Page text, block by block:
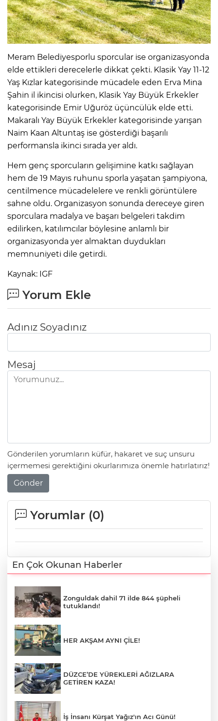
Meram Belediyesporlu sporcular ise organizasyonda
elde ettikleri derecelerle dikkat çekti. Klasik Yay 11-12
Yaş Kızlar kategorisinde mücadele eden Erva Mina
Şahin il ikincisi olurken, Klasik Yay Büyük Erkekler
kategorisinde Emir Uğuröz üçüncülük elde etti.
Makaralı Yay Büyük Erkekler kategorisinde yarışan
Naim Kaan Altuntaş ise gösterdiği başarılı
performansla ikinci sırada yer aldı.
Hem genç sporcuların gelişimine katkı sağlayan
hem de 19 Mayıs ruhunu sporla yaşatan şampiyona,
centilmence mücadelelere ve renkli görüntülere
sahne oldu. Organizasyon sonunda dereceye giren
sporculara madalya ve başarı belgeleri takdim
edilirken, katılımcılar böylesine anlamlı bir
organizasyonda yer almaktan duydukları
memnuniyeti dile getirdi.
Kaynak: IGF
Yorum Ekle
Adınız Soyadınız
Mesaj
Gönderilen yorumların küfür, hakaret ve suç unsuru
içermemesi gerektiğini okurlarımıza önemle hatırlatırız!
Gönder
Yorumlar (0)
En Çok Okunan Haberler
Zonguldak dahil 71 ilde 844 şüpheli
tutuklandı!
HER AKŞAM AYNI ÇİLE!
DÜZCE’DE YÜREKLERİ AĞIZLARA
GETİREN KAZA!
İş İnsanı Kürşat Yağız'ın Acı Günü!